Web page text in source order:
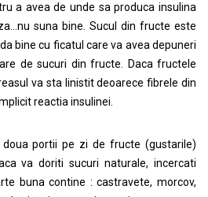
a avea de unde sa produca insulina
suna bine. Sucul din fructe este
bine cu ficatul care va avea depuneri
de sucuri din fructe. Daca fructele
va sta linistit deoarece fibrele din
reactia insulinei.
portii pe zi de fructe (gustarile)
va doriti sucuri naturale, incercati
buna contine : castravete, morcov,